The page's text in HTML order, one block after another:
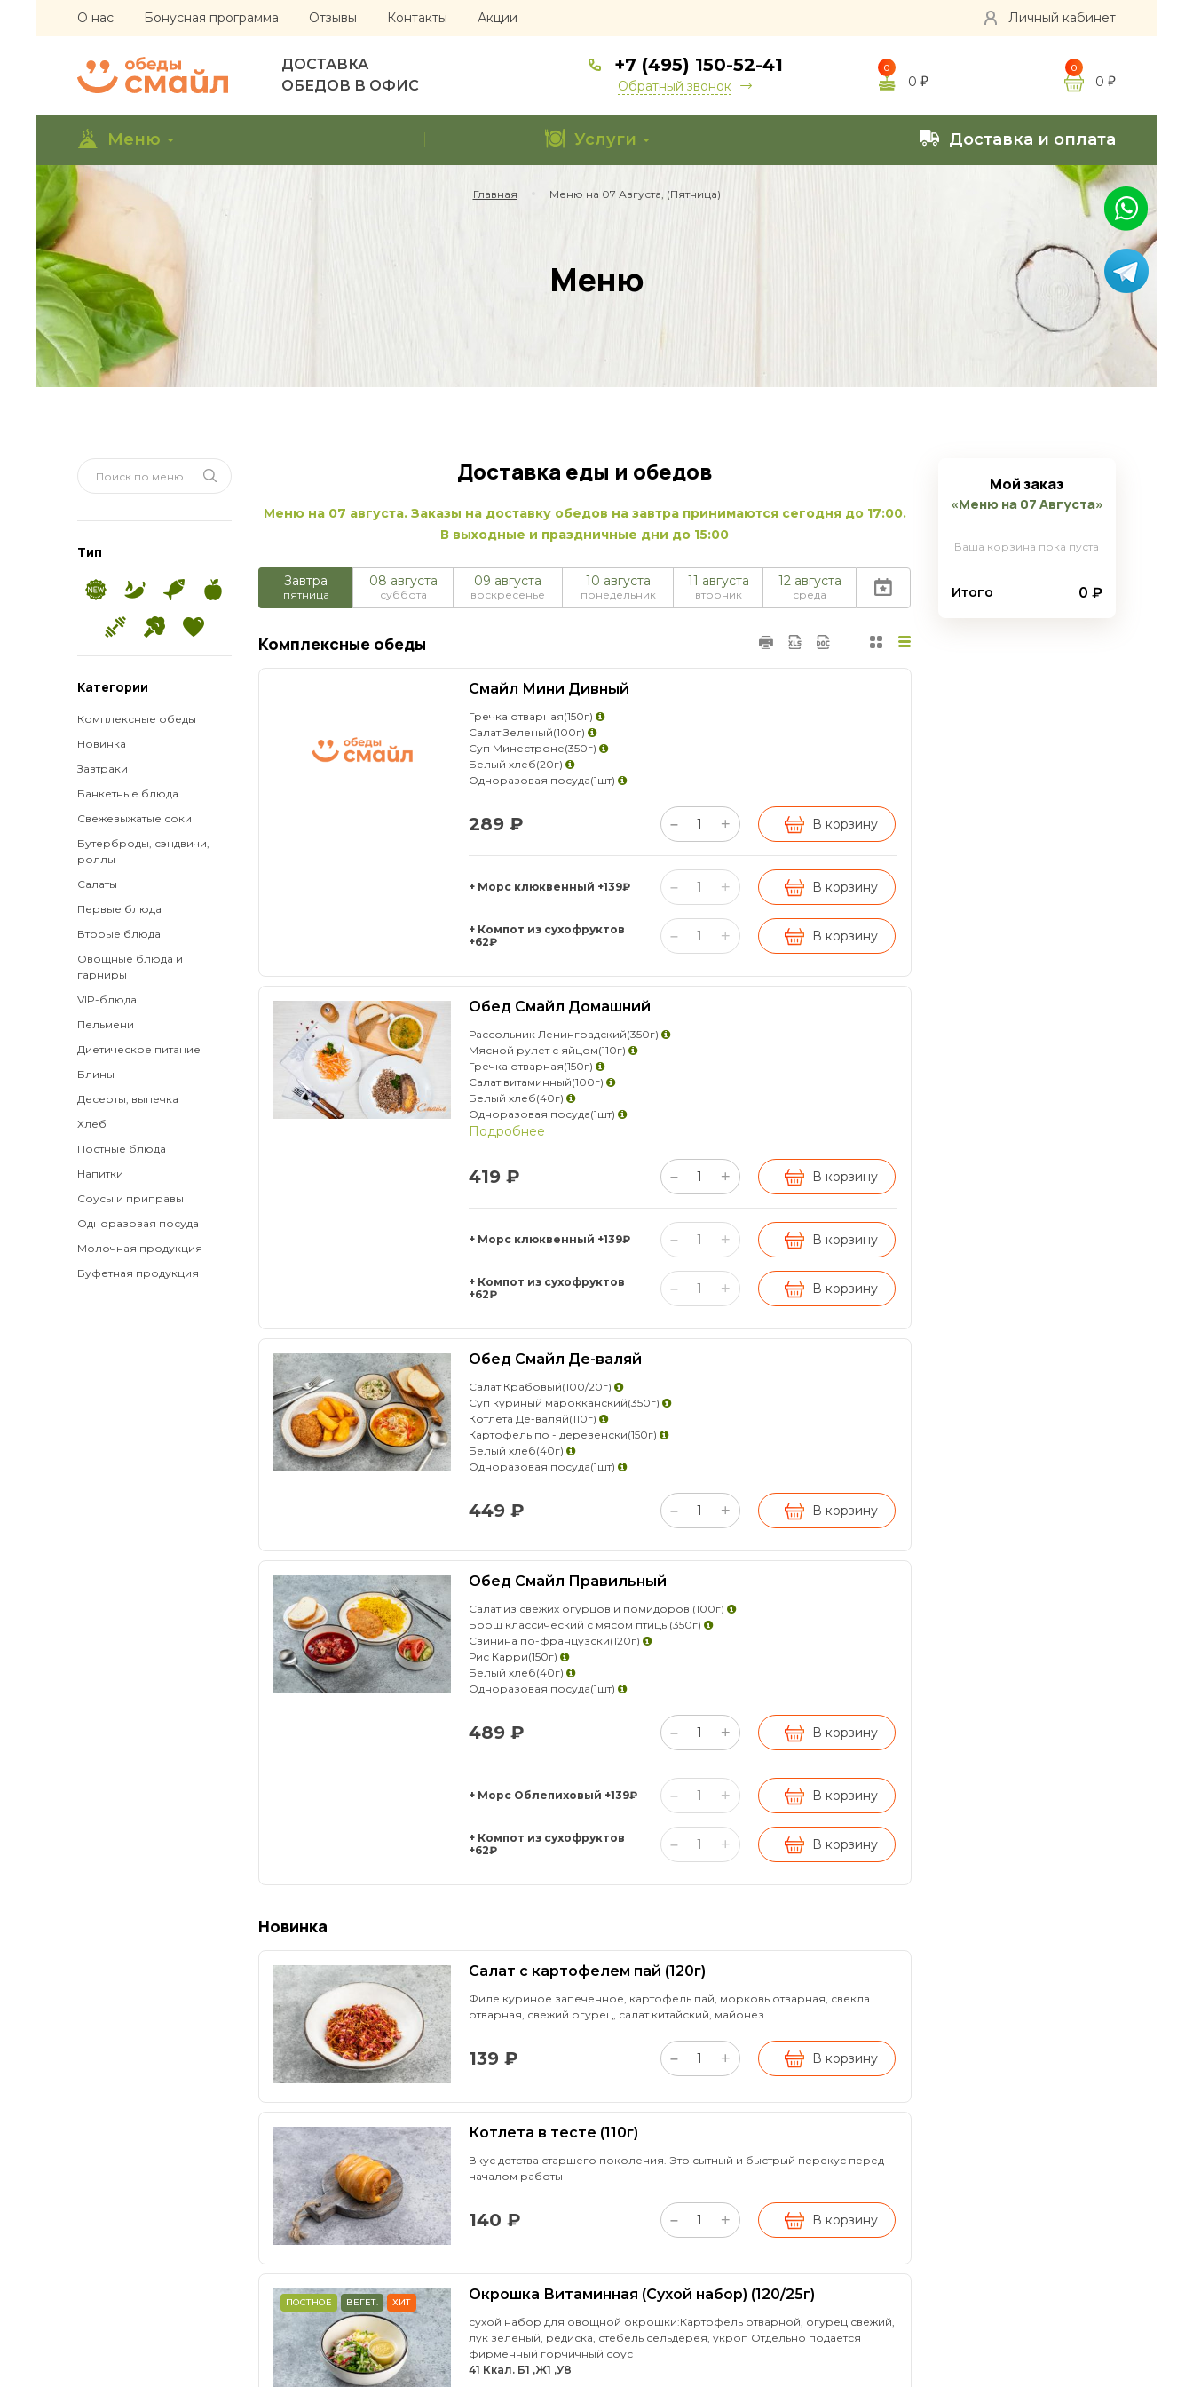
Личный кабинет
О нас Бонусная программа Отзывы Контакты Акции
ДОСТАВКА
ОБЕДОВ В ОФИС
+7 (495) 150-52-41
Обратный звонок
0
0
0
0
Меню Услуги Доставка и оплата
Главная Меню на 07 Августа, (Пятница)
Меню
Тип
Категории
Комплексные обеды
Новинка
Завтраки
Банкетные блюда
Свежевыжатые соки
Бутерброды, сэндвичи,
роллы
Салаты
Первые блюда
Вторые блюда
Овощные блюда и
гарниры
VIP-блюда
Пельмени
Диетическое питание
Блины
Десерты, выпечка
Хлеб
Постные блюда
Напитки
Соусы и приправы
Одноразовая посуда
Молочная продукция
Буфетная продукция
Доставка еды и обедов
Меню на 07 августа. Заказы на доставку обедов на завтра принимаются сегодня до 17:00.
В выходные и праздничные дни до 15:00
Завтра
пятница
08 августа
суббота
09 августа
воскресенье
10 августа
понедельник
11 августа
вторник
12 августа
среда
Комплексные обеды
Смайл Мини Дивный
Гречка отварная(150г)
Салат Зеленый(100г)
Суп Минестроне(350г)
Белый хлеб(20г)
Одноразовая посуда(1шт)
289 ₽ – + В корзину
+ Морс клюквенный +139₽ – + В корзину
+ Компот из сухофруктов
+62₽
– + В корзину
Обед Смайл Домашний
Рассольник Ленинградский(350г)
Мясной рулет с яйцом(110г)
Гречка отварная(150г)
Салат витаминный(100г)
Белый хлеб(40г)
Одноразовая посуда(1шт)
Подробнее
419 ₽ – + В корзину
+ Морс клюквенный +139₽ – + В корзину
+ Компот из сухофруктов
+62₽
– + В корзину
Обед Смайл Де-валяй
Салат Крабовый(100/20г)
Суп куриный марокканский(350г)
Котлета Де-валяй(110г)
Картофель по - деревенски(150г)
Белый хлеб(40г)
Одноразовая посуда(1шт)
449 ₽ – + В корзину
Обед Смайл Правильный
Салат из свежих огурцов и помидоров (100г)
Борщ классический с мясом птицы(350г)
Свинина по-французски(120г)
Рис Карри(150г)
Белый хлеб(40г)
Одноразовая посуда(1шт)
489 ₽ – + В корзину
+ Морс Облепиховый +139₽ – + В корзину
+ Компот из сухофруктов
+62₽
– + В корзину
Новинка
Салат с картофелем пай (120г)
Филе куриное запеченное, картофель пай, морковь отварная, свекла
отварная, свежий огурец, салат китайский, майонез.
139 ₽ – + В корзину
Котлета в тесте (110г)
Вкус детства старшего поколения. Это сытный и быстрый перекус перед
началом работы
140 ₽ – + В корзину
ПОСТНОЕ ВЕГЕТ. ХИТ Окрошка Витаминная (Сухой набор) (120/25г)
сухой набор для овощной окрошки:Картофель отварной, огурец свежий,
лук зеленый, редиска, стебель сельдерея, укроп Отдельно подается
фирменный горчичный соус
41 Ккал. Б1 ,Ж1 ,У8
Мой заказ
«Меню на 07 Августа»
Ваша корзина пока пуста
Итого 0 ₽